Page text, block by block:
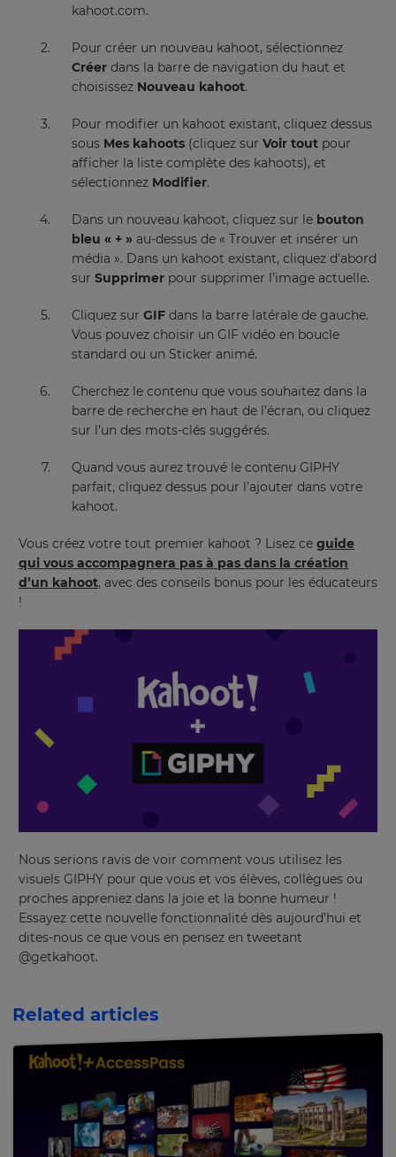
kahoot.com.
Pour créer un nouveau kahoot, sélectionnez
Créer dans la barre de navigation du haut et
choisissez Nouveau kahoot.
Pour modifier un kahoot existant, cliquez dessus
sous Mes kahoots (cliquez sur Voir tout pour
afficher la liste complète des kahoots), et
sélectionnez Modifier.
Dans un nouveau kahoot, cliquez sur le bouton
bleu « + » au-dessus de « Trouver et insérer un
média ». Dans un kahoot existant, cliquez d’abord
sur Supprimer pour supprimer l’image actuelle.
Cliquez sur GIF dans la barre latérale de gauche.
Vous pouvez choisir un GIF vidéo en boucle
standard ou un Sticker animé.
Cherchez le contenu que vous souhaitez dans la
barre de recherche en haut de l’écran, ou cliquez
sur l’un des mots-clés suggérés.
Quand vous aurez trouvé le contenu GIPHY
parfait, cliquez dessus pour l’ajouter dans votre
kahoot.
Vous créez votre tout premier kahoot ? Lisez ce guide
qui vous accompagnera pas à pas dans la création
d’un kahoot, avec des conseils bonus pour les éducateurs
!
Nous serions ravis de voir comment vous utilisez les
visuels GIPHY pour que vous et vos élèves, collègues ou
proches appreniez dans la joie et la bonne humeur !
Essayez cette nouvelle fonctionnalité dès aujourd’hui et
dites-nous ce que vous en pensez en tweetant
@getkahoot.
Related articles
region
currency.
country
language
Currency
will
update
pricing
across
the
site.
Cancel